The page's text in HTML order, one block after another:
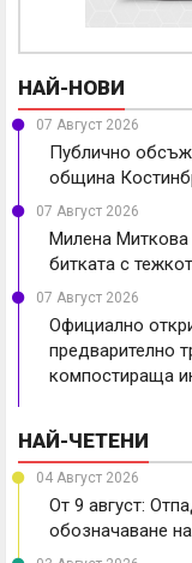
НАЙ-НОВИ
07 Август 2026
Публично
община
07 Август 2026
Милена Миткова
битката с
07 Август 2026
Официално
предварително
компостираща
НАЙ-ЧЕТЕНИ
04 Август 2026
От 9 август:
обозначаване